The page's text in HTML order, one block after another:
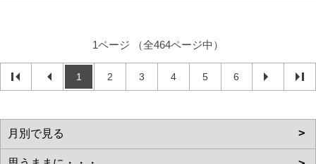
1ページ （全464ページ中）
1 2 3 4 5 6